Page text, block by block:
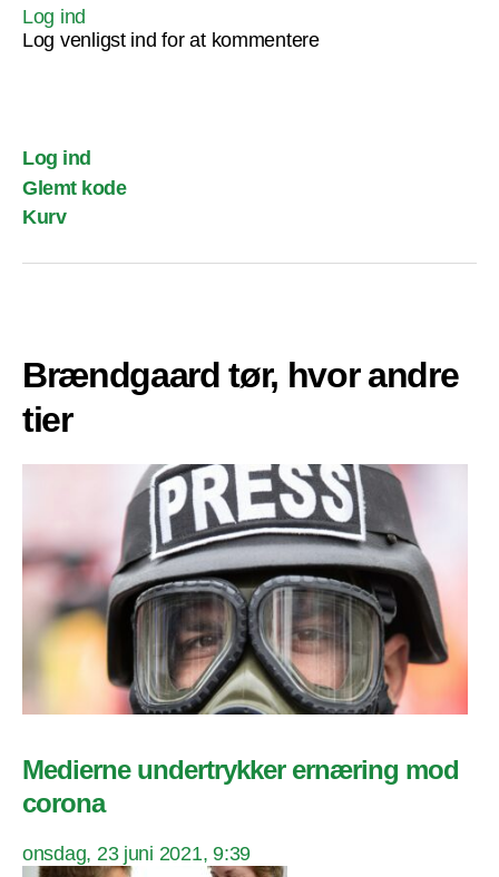
Log ind
Log venligst ind for at kommentere
Log ind
Glemt kode
Kurv
Brændgaard tør, hvor andre
tier
Medierne undertrykker ernæring mod
corona
onsdag, 23 juni 2021, 9:39